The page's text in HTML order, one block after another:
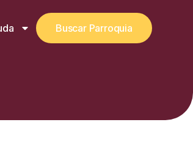
Buscar Parroquia